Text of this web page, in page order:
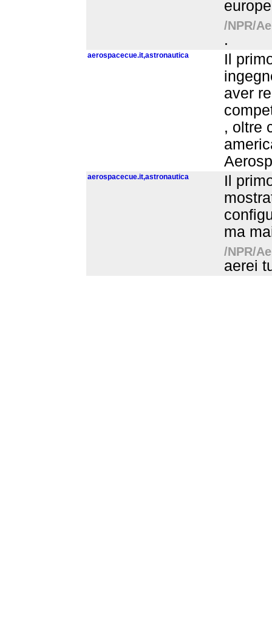
/NPR/
.
aerospacecue.it,astronautica
Il
aver
, oltre
aerospacecue.it,astronautica
Il
ma
/NPR/
aerei